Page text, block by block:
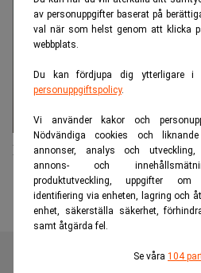
av personuppgifter baserat på
val när som helst genom att klicka
webbplats.
Du kan fördjupa dig ytterligare i
personuppgiftspolicy.
Vi använder kakor och
Nödvändiga cookies och
annonser, analys och utveckling,
annons- och
produktutveckling, uppgifter om
identifiering via enheten, lagring och
enhet, säkerställa säkerhet,
samt åtgärda fel.
Se våra 104
Ishares lanserar tre nya